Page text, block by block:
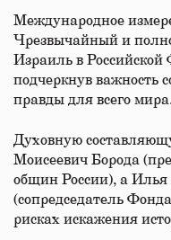
Международное
Чрезвычайный и
Израиль в
подчеркнув важность
правды для всего мира.
Духовную
Моисеевич Борода
общин России), а
(сопредседатель
рисках искажения